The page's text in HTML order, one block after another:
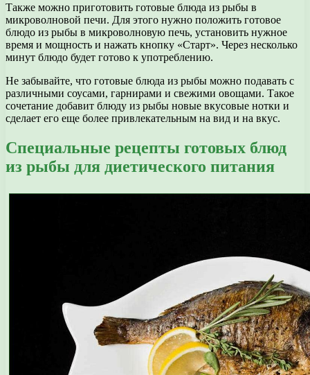
Также можно приготовить готовые блюда из рыбы в
микроволновой печи. Для этого нужно положить готовое
блюдо из рыбы в микроволновую печь, установить нужное
время и мощность и нажать кнопку «Старт». Через несколько
минут блюдо будет готово к употреблению.
Не забывайте, что готовые блюда из рыбы можно подавать с
различными соусами, гарнирами и свежими овощами. Такое
сочетание добавит блюду из рыбы новые вкусовые нотки и
сделает его еще более привлекательным на вид и на вкус.
Специальные рецепты готовых блюд
из рыбы для диетического питания